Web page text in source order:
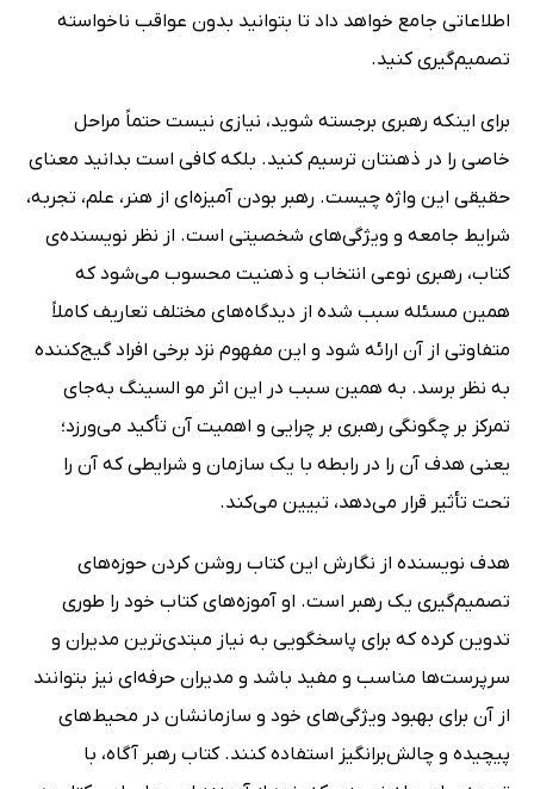
اطلاعاتی جامع خواهد داد تا بتوانید بدون عواقب ناخواسته
تصمیم‌گیری کنید.
برای اینکه رهبری برجسته شوید، نیازی نیست حتماً مراحل
خاصی را در ذهنتان ترسیم کنید. بلکه کافی است بدانید معنای
حقیقی این واژه چیست. رهبر بودن آمیزه‌ای از هنر، علم، تجربه،
شرایط جامعه و ویژگی‌های شخصیتی است. از نظر نویسنده‌ی
کتاب، رهبری نوعی انتخاب و ذهنیت محسوب می‌شود که
همین مسئله سبب شده از دیدگاه‌های مختلف تعاریف کاملاً
متفاوتی از آن ارائه شود و این مفهوم نزد برخی افراد گیج‌کننده
به نظر برسد. به‌ همین‌ سبب در این اثر مو السینگ به‌جای
تمرکز بر چگونگی رهبری بر چرایی و اهمیت آن تأکید می‌ورزد؛
یعنی هدف آن را در رابطه با یک سازمان و شرایطی که آن را
تحت تأثیر قرار می‌دهد، تبیین می‌کند.
هدف نویسنده از نگارش این کتاب روشن کردن حوزه‌های
تصمیم‌گیری یک رهبر است. او آموزه‌های کتاب خود را طوری
تدوین کرده که برای پاسخگویی به نیاز مبتدی‌ترین مدیران و
سرپرست‌ها مناسب و مفید باشد و مدیران حرفه‌ای نیز بتوانند
از آن برای بهبود ویژگی‌های خود و سازمانشان در محیط‌های
پیچیده و چالش‌برانگیز استفاده کنند. کتاب رهبر آگاه، با